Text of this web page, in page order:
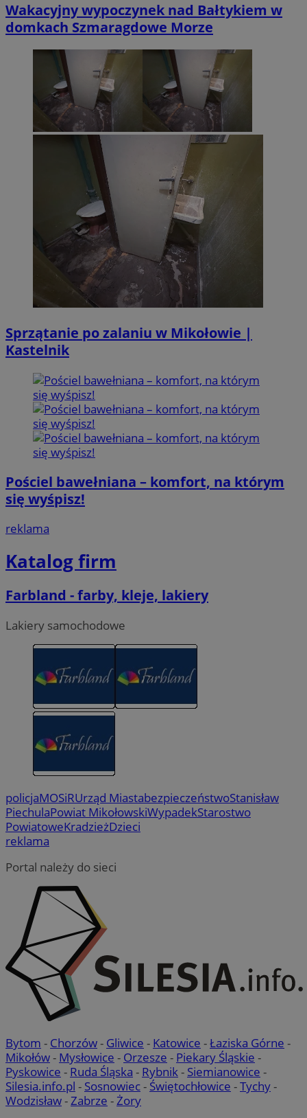
Wakacyjny wypoczynek nad Bałtykiem w
domkach Szmaragdowe Morze
Sprzątanie po zalaniu w Mikołowie |
Kastelnik
Pościel bawełniana – komfort, na którym
się wyśpisz!
reklama
Katalog firm
Farbland - farby, kleje, lakiery
Lakiery samochodowe
policjaMOSiRUrząd MiastabezpieczeństwoStanisław
PiechulaPowiat MikołowskiWypadekStarostwo
PowiatoweKradzieżDzieci
reklama
Portal należy do sieci
Bytom - Chorzów- Gliwice - Katowice -Łaziska Górne -
Mikołów- Mysłowice - Orzesze - Piekary Śląskie -
Pyskowice - Ruda Śląska - Rybnik- Siemianowice -
Silesia.info.pl - Sosnowiec- Świętochłowice -Tychy-
Wodzisław-Zabrze -Żory